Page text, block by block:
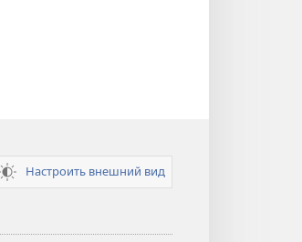
Настроить внешний вид